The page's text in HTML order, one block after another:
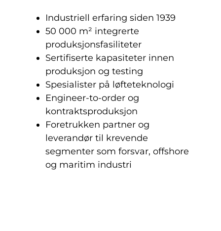
Industriell erfaring siden 1939
50 000 m² integrerte
produksjonsfasiliteter
Sertifiserte kapasiteter innen
produksjon og testing
Spesialister på løfteteknologi
Engineer-to-order og
kontraktsproduksjon
Foretrukken partner og
leverandør til krevende
segmenter som forsvar, offshore
og maritim industri